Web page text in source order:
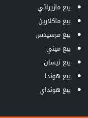
بيع مازيراتي
بيع ماكلارين
بيع مرسيدس
بيع ميني
بيع نيسان
بيع هوندا
بيع هونداي